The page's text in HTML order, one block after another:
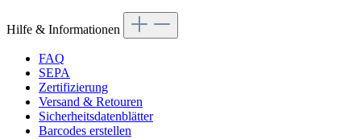
Hilfe & Informationen
FAQ
SEPA
Zertifizierung
Versand & Retouren
Sicherheitsdatenblätter
Barcodes erstellen